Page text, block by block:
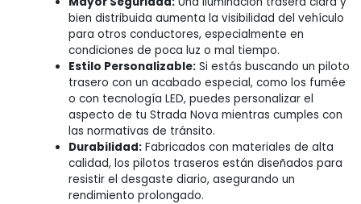
bien distribuida aumenta la visibilidad del vehículo
para otros conductores, especialmente en
condiciones de poca luz o mal tiempo.
Estilo Personalizable:Si estás buscando un piloto
trasero con un acabado especial, como los fumée
o con tecnología LED, puedes personalizar el
aspecto de tu Strada Nova mientras cumples con
las normativas de tránsito.
Durabilidad:Fabricados con materiales de alta
calidad, los pilotos traseros están diseñados para
resistir el desgaste diario, asegurando un
rendimiento prolongado.